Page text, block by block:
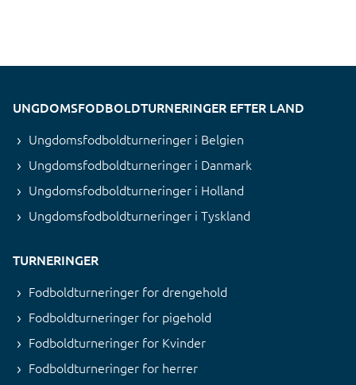
UNGDOMSFODBOLDTURNERINGER EFTER LAND
Ungdomsfodboldturneringer i Belgien
Ungdomsfodboldturneringer i Danmark
Ungdomsfodboldturneringer i Holland
Ungdomsfodboldturneringer i Tyskland
TURNERINGER
Fodboldturneringer for drengehold
Fodboldturneringer for pigehold
Fodboldturneringer for Kvinder
Fodboldturneringer for herrer